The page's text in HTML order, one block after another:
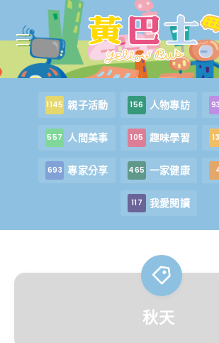
1145 親子活動 156 人物專訪
557 人間美事 105 趣味學習
693 專家分享 465 一家健康
117 我愛閱讀
秋天